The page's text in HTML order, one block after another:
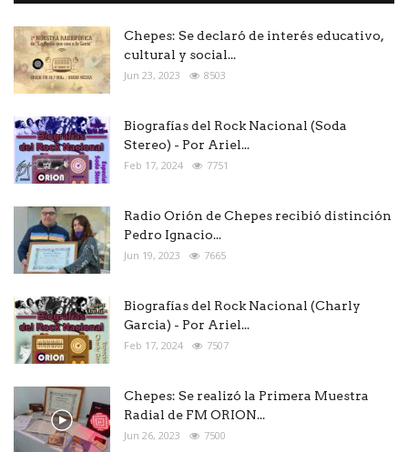
Chepes: Se declaró de interés educativo,
cultural y social...
Jun 23, 2023 8503
Biografías del Rock Nacional (Soda
Stereo) - Por Ariel...
Feb 17, 2024 7751
Radio Orión de Chepes recibió distinción
Pedro Ignacio...
Jun 19, 2023 7665
Biografías del Rock Nacional (Charly
Garcia) - Por Ariel...
Feb 17, 2024 7507
Chepes: Se realizó la Primera Muestra
Radial de FM ORION...
Jun 26, 2023 7500